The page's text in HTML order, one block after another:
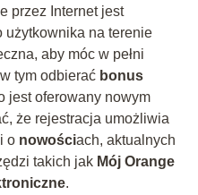
przez Internet jest
użytkownika na terenie
aby móc w pełni
tym odbierać bonus
jest oferowany nowym
że rejestracja umożliwia
o nowościach, aktualnych
takich jak Mój Orange
.